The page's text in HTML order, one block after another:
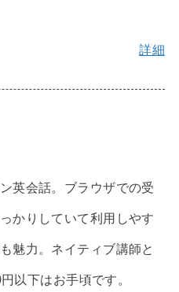
詳細
英会話。ブラウザでの受
かりしていて利用しやす
魅力。ネイティブ講師と
以下はお手頃です。